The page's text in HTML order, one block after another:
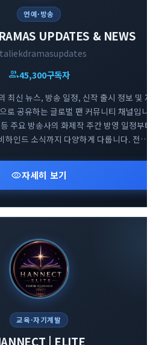
연예·방송
UPDATES & NEWS
group45,300구독자
최신 뉴스, 방송 일정, 신작 출시 정보 및 자
로 공유하는 글로벌 팬 커뮤니티 채널입니
주요 방송사의 화제작 주간 방영 일정부터
하인드 소식까지 다양하게 다룹니다. 전
정보 교류의 공간입니다.
visibility자세히 보기
교육·자기계발
| ELITE